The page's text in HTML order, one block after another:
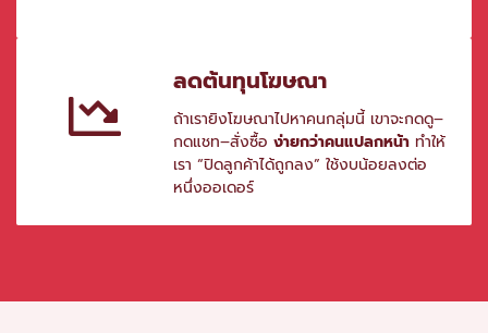
ลดต้นทุนโฆษณา
ถ้าเรายิงโฆษณาไปหาคนกลุ่มนี้ เขาจะกดดู–
กดแชท–สั่งซื้อ ง่ายกว่าคนแปลกหน้า ทำให้
เรา “ปิดลูกค้าได้ถูกลง” ใช้งบน้อยลงต่อ
หนึ่งออเดอร์